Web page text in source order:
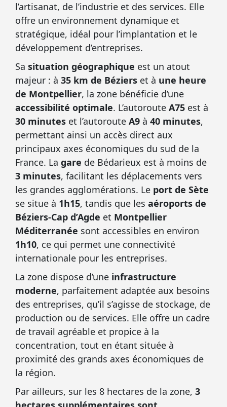
l’artisanat, de l’industrie et des services. Elle
offre un environnement dynamique et
stratégique, idéal pour l’implantation et le
développement d’entreprises.
Sa situation géographique est un atout
majeur : à 35 km de Béziers et à une heure
de Montpellier, la zone bénéficie d’une
accessibilité optimale. L’autoroute A75 est à
30 minutes et l’autoroute A9 à 40 minutes,
permettant ainsi un accès direct aux
principaux axes économiques du sud de la
France. La gare de Bédarieux est à moins de
3 minutes, facilitant les déplacements vers
les grandes agglomérations. Le port de Sète
se situe à 1h15, tandis que les aéroports de
Béziers-Cap d’Agde et Montpellier
Méditerranée sont accessibles en environ
1h10, ce qui permet une connectivité
internationale pour les entreprises.
La zone dispose d’une infrastructure
moderne, parfaitement adaptée aux besoins
des entreprises, qu’il s’agisse de stockage, de
production ou de services. Elle offre un cadre
de travail agréable et propice à la
concentration, tout en étant située à
proximité des grands axes économiques de
la région.
Par ailleurs, sur les 8 hectares de la zone, 3